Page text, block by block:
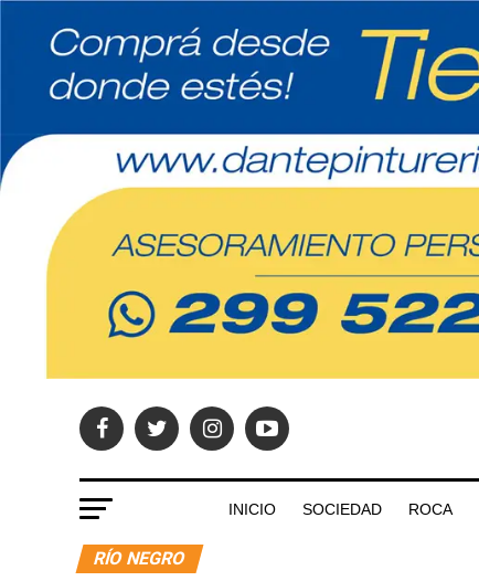
INICIO SOCIEDAD ROCA
RÍO NEGRO